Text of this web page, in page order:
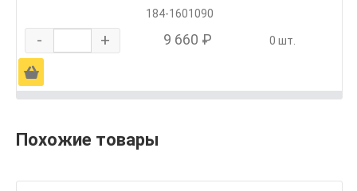
184-1601090
- + 9 660 ₽ 0 шт.
Ä
Похожие товары